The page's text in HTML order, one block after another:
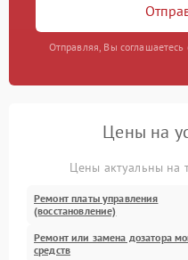
Отправляя, Вы
Цены на
Цены актуальны на
Ремонт платы управления
(восстановление)
Ремонт или замена дозатора
средств